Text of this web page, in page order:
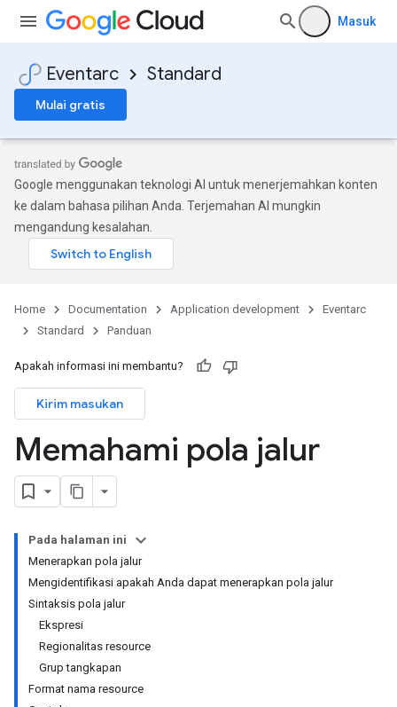
Masuk
Eventarc Standard
Mulai gratis
Google menggunakan teknologi AI untuk menerjemahkan konten
ke dalam bahasa pilihan Anda. Terjemahan AI mungkin
mengandung kesalahan.
Home Documentation Application development
Eventarc
Standard
Panduan
Apakah informasi ini membantu?
Kirim masukan
Memahami pola jalur
Pada halaman ini
Menerapkan pola jalur
Mengidentifikasi apakah Anda dapat menerapkan pola jalur
Sintaksis pola jalur
Ekspresi
Regionalitas resource
Grup tangkapan
Format nama resource